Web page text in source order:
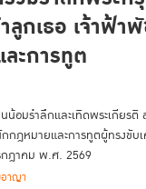
ลูกเธอ เจ้าฟ้
ะการทูต
น้อมรำลึกและเทิดพระเกียรติ
กฎหมายและการทูตผู้ทรงขับ
กฎาคม พ.ศ. 2569
าญา